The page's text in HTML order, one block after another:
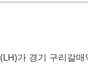
가 경기 구리갈